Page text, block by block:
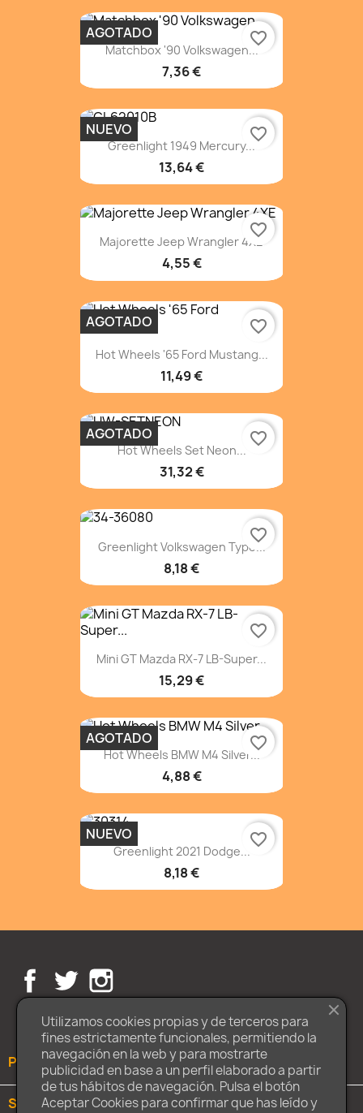
Matchbox '90 Volkswagen...
7,36 €
AGOTADO favorite_border
Greenlight 1949 Mercury...
13,64 €
NUEVO favorite_border
Majorette Jeep Wrangler 4XE
4,55 €
favorite_border
Hot Wheels '65 Ford Mustang...
11,49 €
AGOTADO favorite_border
Hot Wheels Set Neon...
31,32 €
AGOTADO favorite_border
Greenlight Volkswagen Type...
8,18 €
favorite_border
Mini GT Mazda RX-7 LB-Super...
15,29 €
favorite_border
Hot Wheels BMW M4 Silver...
4,88 €
AGOTADO favorite_border
Greenlight 2021 Dodge...
8,18 €
NUEVO favorite_border
Facebook
Twitter
PRODUCTOS
SOBRE NOSOTROS
Utilizamos cookies propias y de terceros para
fines estrictamente funcionales, permitiendo la
navegación en la web y para mostrarte
publicidad en base a un perfil elaborado a partir
de tus hábitos de navegación. Pulsa el botón
Aceptar Cookies para confirmar que has leído y